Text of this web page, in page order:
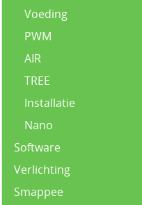
Voeding
PWM
AIR
TREE
Installatie
Nano
Software
Verlichting
Smappee